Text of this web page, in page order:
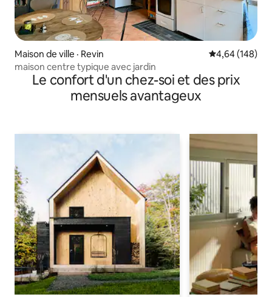
Maison de ville · Revin Note
4,64 (148)
maison centre typique avec jardin
Le confort d'un chez-soi et des prix
mensuels avantageux